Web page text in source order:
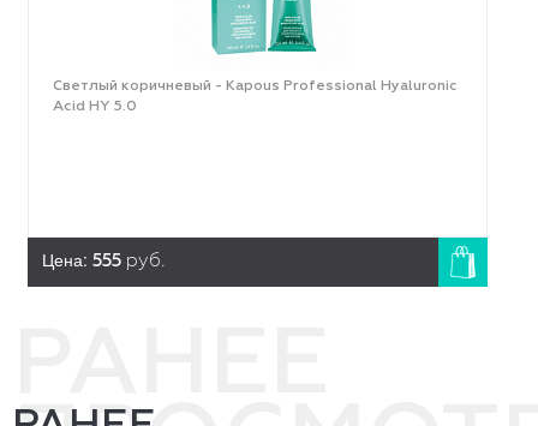
Светлый коричневый - Kapous Professional Hyaluronic
Acid HY 5.0
Цена: 555 руб.